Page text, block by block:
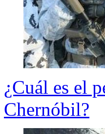
¿Cuál es el
Chernóbil?